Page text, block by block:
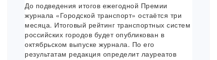
До подведения итогов ежегодной Премии
журнала «Городской транспорт» остаётся три
месяца. Итоговый рейтинг транспортных систем
российских городов будет опубликован в
октябрьском выпуске журнала. По его
результатам редакция определит лауреатов